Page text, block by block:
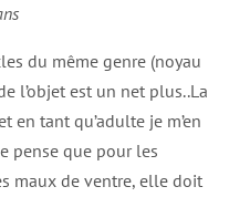
du même genre (noyau
l’objet est un net plus..La
tant qu’adulte je m’en
pense que pour les
maux de ventre, elle doit